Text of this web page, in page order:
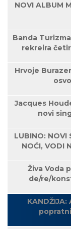
NOVI ALBUM
Banda
rekreira
Hrvoje
Jacques
novi
LUBINO: NOVI
NOĆI, VODI
Živa Voda
de/re/